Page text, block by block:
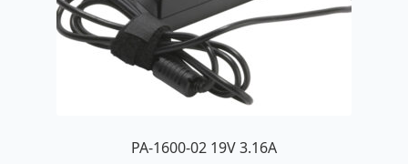
PA-1600-02 19V 3.16A